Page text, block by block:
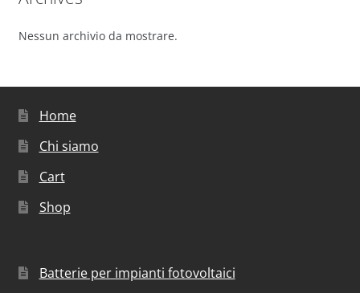
Nessun archivio da mostrare.
Home
Chi siamo
Cart
Shop
Batterie per impianti fotovoltaici